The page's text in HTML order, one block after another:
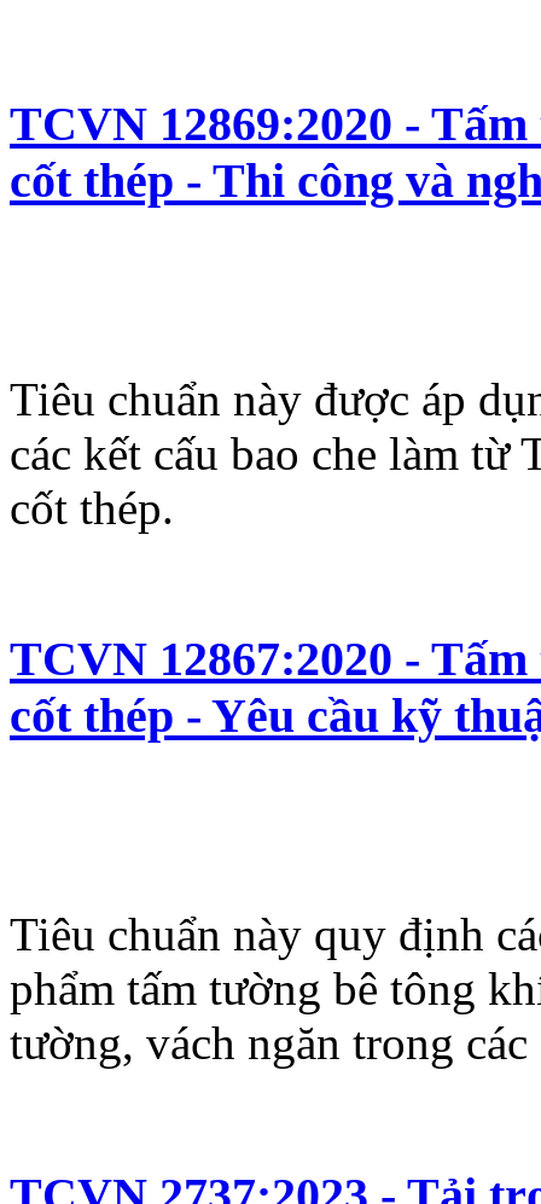
TCVN 12869:2020 -
cốt thép - Thi công và
Tiêu chuẩn này được áp
các kết cấu bao che làm
cốt thép.
TCVN 12867:2020 -
cốt thép - Yêu cầu kỹ
Tiêu chuẩn này quy định
phẩm tấm tường bê tông
tường, vách ngăn trong